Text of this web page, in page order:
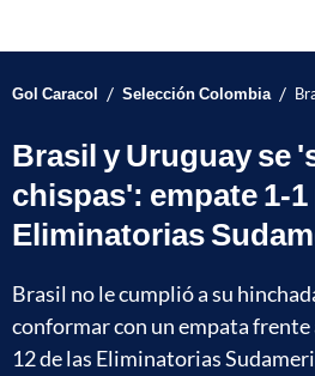
Gol Caracol / Selección Colombia /
Brasil y Uruguay se
chispas': empate 1-
Eliminatorias
Brasil no le cumplió a su
conformar con un empata frente
12 de las Eliminatorias